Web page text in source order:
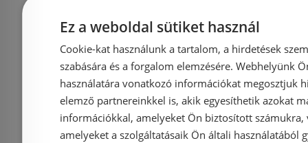
Azonosító: 184822
Cikkszám: COMP-NWSZ-
ISA5040
39 990 Ft
Cikkszám:
41 041 Ft
Ez a weboldal sütiket használ
Cookie-kat használunk a tartalom, a hirdetések
szabására és a forgalom elemzésére. Webhelyünk
használatára vonatkozó információkat megosztjuk
elemző partnereinkkel is, akik egyesíthetik azokat
információkkal, amelyeket Ön biztosított számukra,
amelyeket a szolgáltatásaik Ön általi használatából